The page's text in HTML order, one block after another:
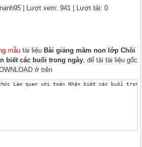
| Lượt xem: 941 | Lượt tải: 0
mẫu tài liệu Bài giảng mầm non lớp Chồi
biết các buổi trong ngày, để tải tài liệu gốc
ở trên
Làm quen với toán Nhận biết các buổi trong